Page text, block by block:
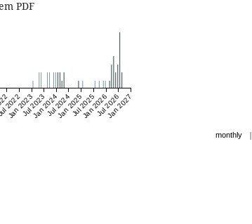
PDF
2022
Jan 2023Jul 2023
Jan 2024Jul 2024
Jan 2025Jul 2025
Jan 2026Jul 2026
Jan 2027
monthly |